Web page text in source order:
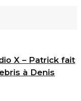
X – Patrick fait
à Denis